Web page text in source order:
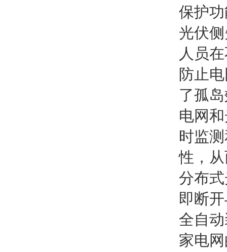
保护
光伏
人员
防止
了孤
电网
时监
性，
分布
即断
全自
家电